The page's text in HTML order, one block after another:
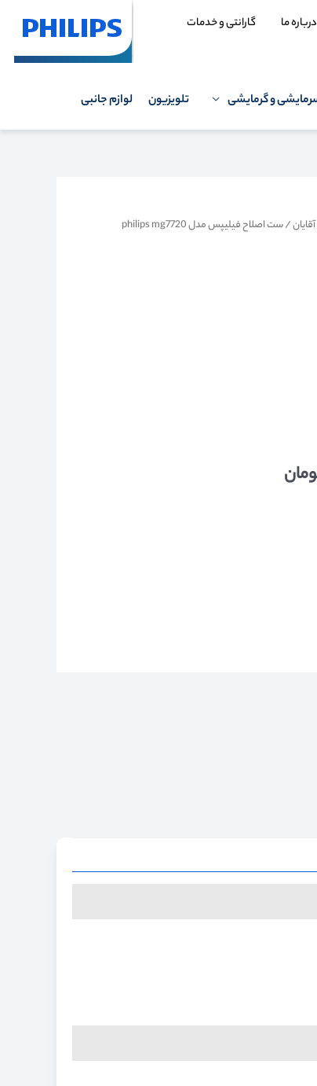
درباره ما گارانتی و خدمات
و گرمایشی تلویزیون لوازم جانبی
/ ست اصلاح فیلیپس مدل philips mg7720